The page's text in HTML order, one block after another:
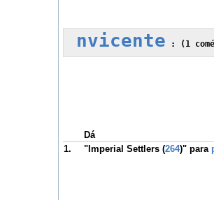
nvicente : (1
Dá
1.
"Imperial Settlers (264)" para